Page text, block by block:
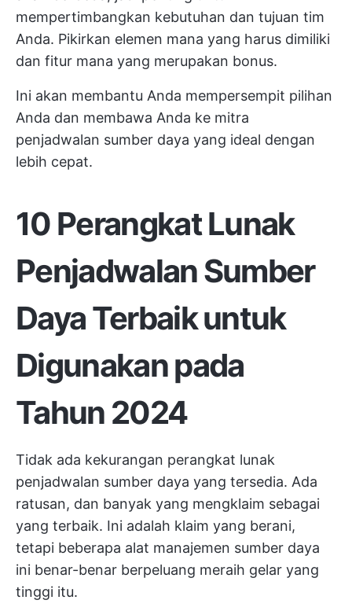
mempertimbangkan kebutuhan dan tujuan tim
Anda. Pikirkan elemen mana yang harus dimiliki
dan fitur mana yang merupakan bonus.
Ini akan membantu Anda mempersempit pilihan
Anda dan membawa Anda ke mitra
penjadwalan sumber daya yang ideal dengan
lebih cepat.
10 Perangkat Lunak
Penjadwalan Sumber
Daya Terbaik untuk
Digunakan pada
Tahun 2024
Tidak ada kekurangan perangkat lunak
penjadwalan sumber daya yang tersedia. Ada
ratusan, dan banyak yang mengklaim sebagai
yang terbaik. Ini adalah klaim yang berani,
tetapi beberapa alat manajemen sumber daya
ini benar-benar berpeluang meraih gelar yang
tinggi itu.